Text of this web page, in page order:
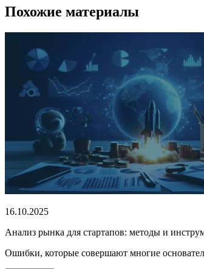
Похожие материалы
16.10.2025
Анализ рынка для стартапов: методы и
Ошибки, которые совершают многие